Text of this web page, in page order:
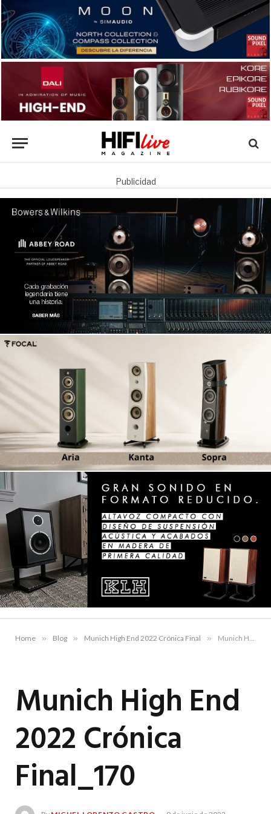
Publicidad
Home » Blog » Munich High End 2022 Crónica Final » Munich High End 2022 Crónica Final_170
Munich High End
2022 Crónica
Final_170